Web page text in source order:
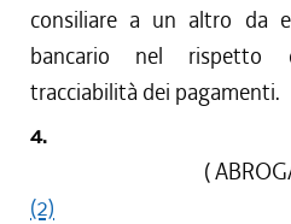
consiliare a un altro da
bancario nel rispetto
tracciabilità dei pagamenti.
4.
(
(2)